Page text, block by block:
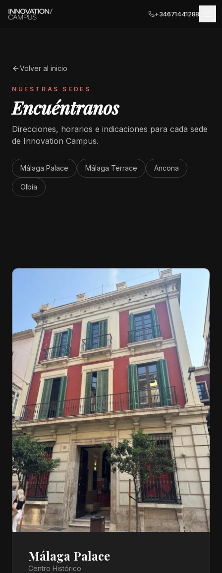
+34671441288
Málaga Palace
Málaga Terrace
Ancona
Olbia
SERVICIOS PARA EMPRESAS
Salas de Reuniones
Terraza Privada
Oficinas Privadas
COWORKING
EVENTOS
Beneficios
Quiénes Somos
Volver al inicio
NUESTRAS SEDES
Encuéntranos
Direcciones, horarios e indicaciones para cada sede
de Innovation Campus.
Málaga Palace Málaga Terrace Ancona
Olbia
Málaga Palace
Centro Histórico